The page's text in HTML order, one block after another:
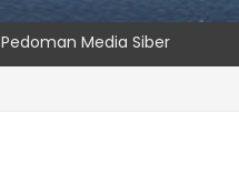
Pedoman Media Siber